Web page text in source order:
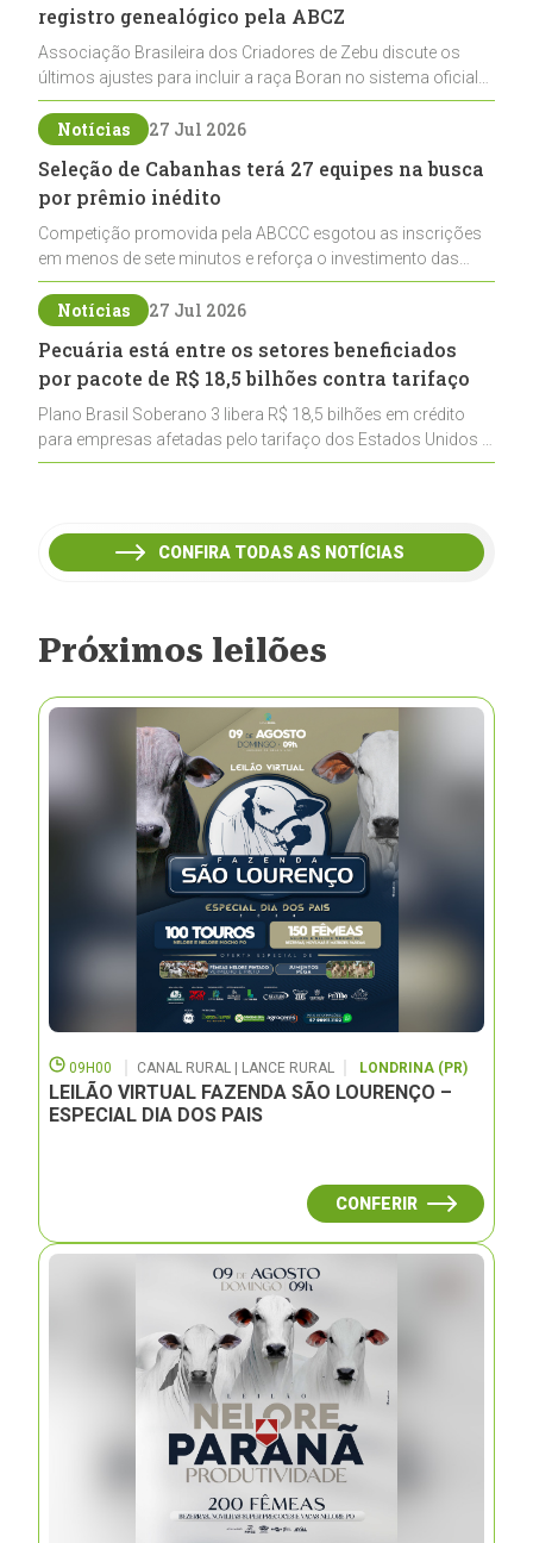
registro genealógico pela ABCZ
Associação Brasileira dos Criadores de Zebu discute os
últimos ajustes para incluir a raça Boran no sistema oficial
de registros, abrindo caminho para sua expansão na
pecuária nacional
Notícias 27 Jul 2026
Seleção de Cabanhas terá 27 equipes na busca
por prêmio inédito
Competição promovida pela ABCCC esgotou as inscrições
em menos de sete minutos e reforça o investimento das
cabanhas na seleção genética de Cavalos Crioulos voltados
ao laço
Notícias 27 Jul 2026
Pecuária está entre os setores beneficiados
por pacote de R$ 18,5 bilhões contra tarifaço
Plano Brasil Soberano 3 libera R$ 18,5 bilhões em crédito
para empresas afetadas pelo tarifaço dos Estados Unidos e
inclui a pecuária entre os setores estratégicos
CONFIRA TODAS AS NOTÍCIAS
Próximos leilões
09H00 CANAL RURAL | LANCE RURAL LONDRINA (PR)
LEILÃO VIRTUAL FAZENDA SÃO LOURENÇO –
ESPECIAL DIA DOS PAIS
CONFERIR